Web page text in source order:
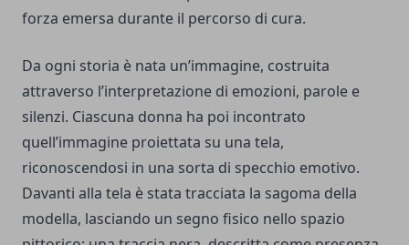
forza emersa durante il percorso di cura.
Da ogni storia è nata un’immagine, costruita
attraverso l’interpretazione di emozioni, parole e
silenzi. Ciascuna donna ha poi incontrato
quell’immagine proiettata su una tela,
riconoscendosi in una sorta di specchio emotivo.
Davanti alla tela è stata tracciata la sagoma della
modella, lasciando un segno fisico nello spazio